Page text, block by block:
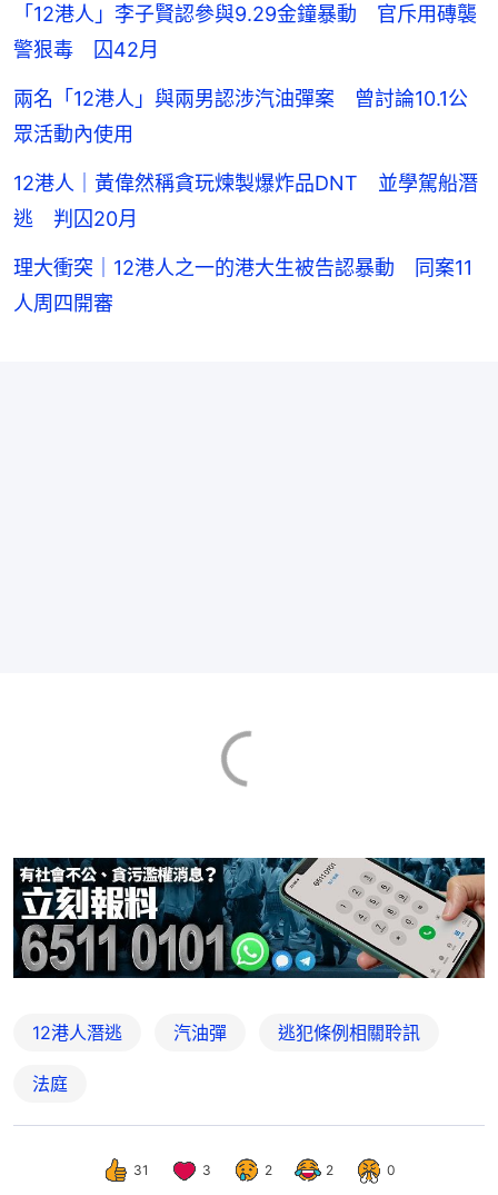
「12港人」李子賢認參與9.29金鐘暴動 官斥用磚襲
警狠毒 囚42月
兩名「12港人」與兩男認涉汽油彈案 曾討論10.1公
眾活動內使用
12港人｜黃偉然稱貪玩煉製爆炸品DNT 並學駕船潛
逃 判囚20月
理大衝突｜12港人之一的港大生被告認暴動 同案11
人周四開審
12港人潛逃 汽油彈 逃犯條例相關聆訊
法庭
31 3 2 2 0